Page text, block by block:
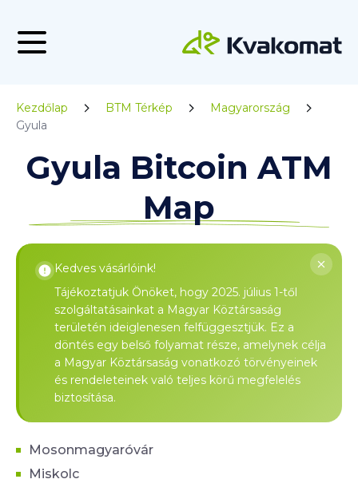
Kezdőlap BTM Térkép
Magyarország
Gyula
Gyula Bitcoin ATM
Map
Kedves vásárlóink!
Tájékoztatjuk Önöket, hogy 2025. július 1-től
szolgáltatásainkat a Magyar Köztársaság
területén ideiglenesen felfüggesztjük. Ez a
döntés egy belső folyamat része, amelynek célja
a Magyar Köztársaság vonatkozó törvényeinek
és rendeleteinek való teljes körű megfelelés
biztosítása.
Mosonmagyaróvár
Miskolc